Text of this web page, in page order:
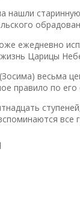
нашли
ежедневно
Царицы
весьма
правило по